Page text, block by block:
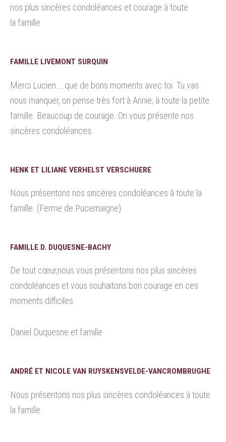
nos plus sincères condoléances et courage à toute
la famille
FAMILLE LIVEMONT SURQUIN
Merci Lucien…..que de bons moments avec toi. Tu vas
nous manquer, on pense très fort à Annie, à toute la petite
famille. Beaucoup de courage. On vous présente nos
sincères condoléances.
HENK ET LILIANE VERHELST VERSCHUERE
Nous présentons nos sincères condoléances à toute la
famille. (Ferme de Pucemaigne)
FAMILLE D. DUQUESNE-BACHY
De tout cœur,nous vous présentons nos plus sincères
condoléances et vous souhaitons bon courage en ces
moments difficiles.
Daniel Duquesne et famille
ANDRÉ ET NICOLE VAN RUYSKENSVELDE-VANCROMBRUGHE
Nous présentons nos plus sincères condoléances à toute
la famille.